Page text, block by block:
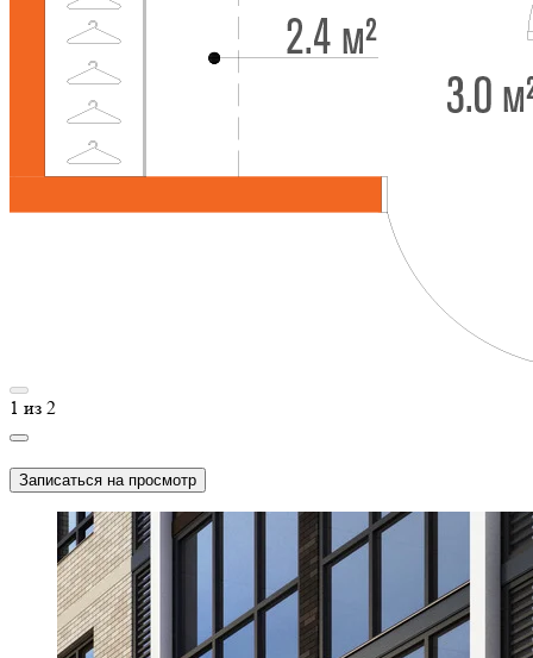
1 из 2
Записаться на просмотр